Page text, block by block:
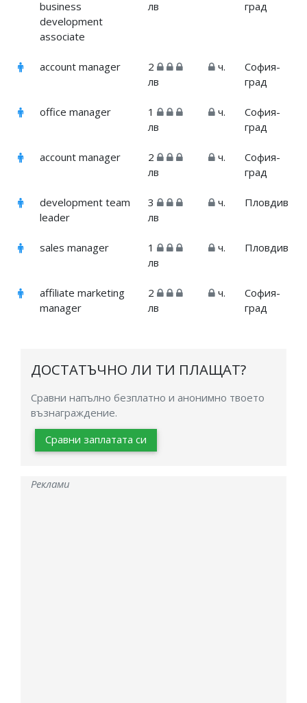
business
development
associate
лв град
account manager
2
лв
ч.
София-
град
office manager
1
лв
ч.
София-
град
account manager
2
лв
ч.
София-
град
development team
leader
3
лв
ч. Пловдив
sales manager
1
лв
ч. Пловдив
affiliate marketing
manager
2
лв
ч.
София-
град
ДОСТАТЪЧНО ЛИ ТИ ПЛАЩАТ?
Сравни напълно безплатно и анонимно твоето
възнаграждение.
Сравни заплатата си
Реклами